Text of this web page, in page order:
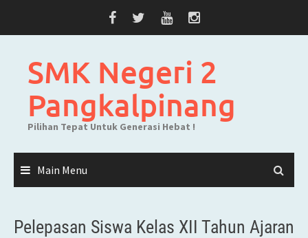
SMK Negeri 2
Pangkalpinang
Pilihan Tepat Untuk Generasi Hebat !
Main Menu
Pelepasan Siswa Kelas XII Tahun Ajaran